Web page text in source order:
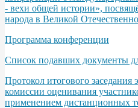
- вехи общей истории»,
народа в Великой
Программа конференции
Список подавших документы
Протокол итогового заседания
комиссии оценивания
применением дистанционных